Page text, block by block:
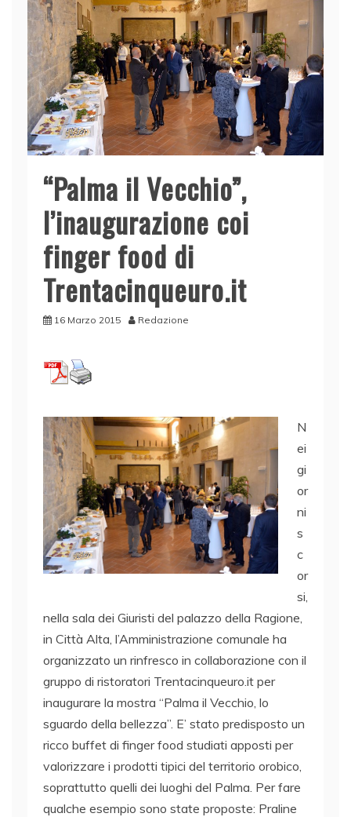
“Palma il Vecchio”,
l’inaugurazione coi
finger food di
Trentacinqueuro.it
16 Marzo 2015 Redazione
N
ei
gi
or
ni
s
c
or
si,
nella sala dei Giuristi del palazzo della Ragione,
in Città Alta, l’Amministrazione comunale ha
organizzato un rinfresco in collaborazione con il
gruppo di ristoratori Trentacinqueuro.it per
inaugurare la mostra “Palma il Vecchio, lo
sguardo della bellezza”. E’ stato predisposto un
ricco buffet di finger food studiati apposti per
valorizzare i prodotti tipici del territorio orobico,
soprattutto quelli dei luoghi del Palma. Per fare
qualche esempio sono state proposte: Praline